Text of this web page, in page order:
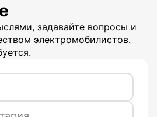
задавайте вопросы и
электромобилистов.